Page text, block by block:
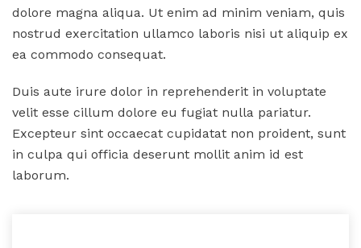
dolore magna aliqua. Ut enim ad minim veniam, quis
nostrud exercitation ullamco laboris nisi ut aliquip ex
ea commodo consequat.
Duis aute irure dolor in reprehenderit in voluptate
velit esse cillum dolore eu fugiat nulla pariatur.
Excepteur sint occaecat cupidatat non proident, sunt
in culpa qui officia deserunt mollit anim id est
laborum.